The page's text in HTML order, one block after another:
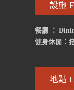
設施
餐廳 ：
健身休閒：
地點